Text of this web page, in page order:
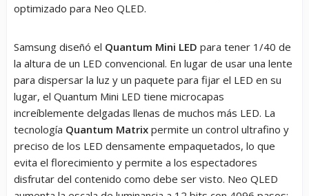
optimizado para Neo QLED.
Samsung diseñó el Quantum Mini LED para tener 1/40 de
la altura de un LED convencional. En lugar de usar una lente
para dispersar la luz y un paquete para fijar el LED en su
lugar, el Quantum Mini LED tiene microcapas
increíblemente delgadas llenas de muchos más LED. La
tecnología Quantum Matrix permite un control ultrafino y
preciso de los LED densamente empaquetados, lo que
evita el florecimiento y permite a los espectadores
disfrutar del contenido como debe ser visto. Neo QLED